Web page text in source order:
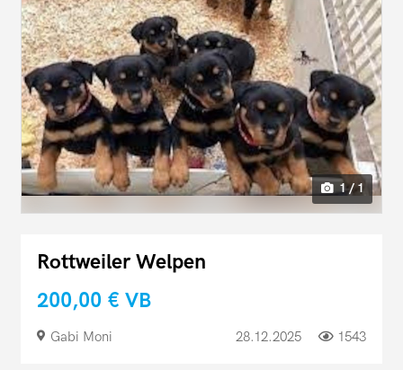
1 / 1
Rottweiler Welpen
200,00 € VB
Gabi Moni 28.12.2025 1543